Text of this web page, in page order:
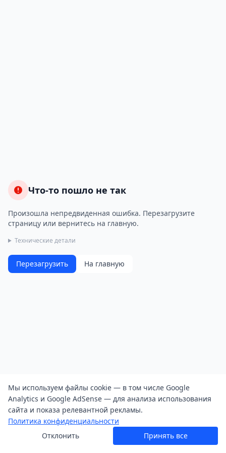
Что-то пошло не так
Произошла непредвиденная ошибка. Перезагрузите
страницу или вернитесь на главную.
Технические детали
Перезагрузить На главную
Мы используем файлы cookie — в том числе Google
Analytics и Google AdSense — для анализа использования
сайта и показа релевантной рекламы.
Политика конфиденциальности
Отклонить
Принять все